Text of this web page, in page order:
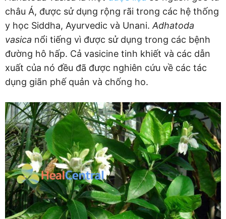
châu Á, được sử dụng rộng rãi trong các hệ thống
y học Siddha, Ayurvedic và Unani. Adhatoda
vasica nổi tiếng vì được sử dụng trong các bệnh
đường hô hấp. Cả vasicine tinh khiết và các dẫn
xuất của nó đều đã được nghiên cứu về các tác
dụng giãn phế quản và chống ho.